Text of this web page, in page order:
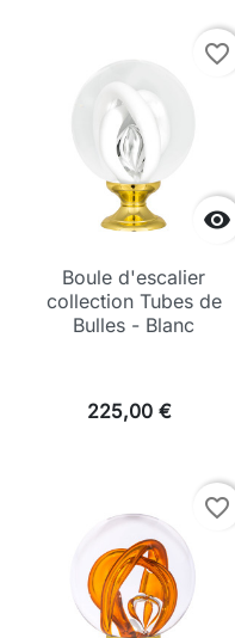

favorite_border
Boule d'escalier
collection Tubes de
Bulles - Blanc
225,00 €
favorite_border